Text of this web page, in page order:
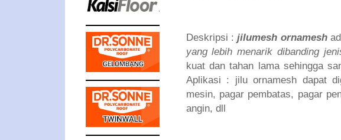
Deskripsi :jilumesh ornamesh
yang lebih menarik dibanding
kuat dan tahan lama sehingga
Aplikasi : jilu ornamesh dapat
mesin, pagar pembatas, pagar
angin, dll